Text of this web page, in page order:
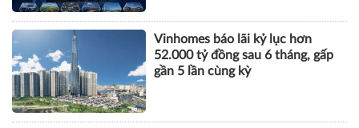
KHOA HỌC QUẢN LÝ
Peter Drucker: Bậc thầy kiến tạo